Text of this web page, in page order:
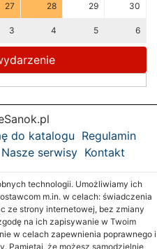
27 28 29 30
3 4 5 6
do katalogu Regulamin
Nasze serwisy Kontakt
technologii. Umożliwiamy ich
m.in. w celach: świadczenia
ze strony internetowej, bez zmiany
na ich zapisywanie w Twoim
w celach zapewnienia poprawnego i
Pamiętaj, że możesz samodzielnie